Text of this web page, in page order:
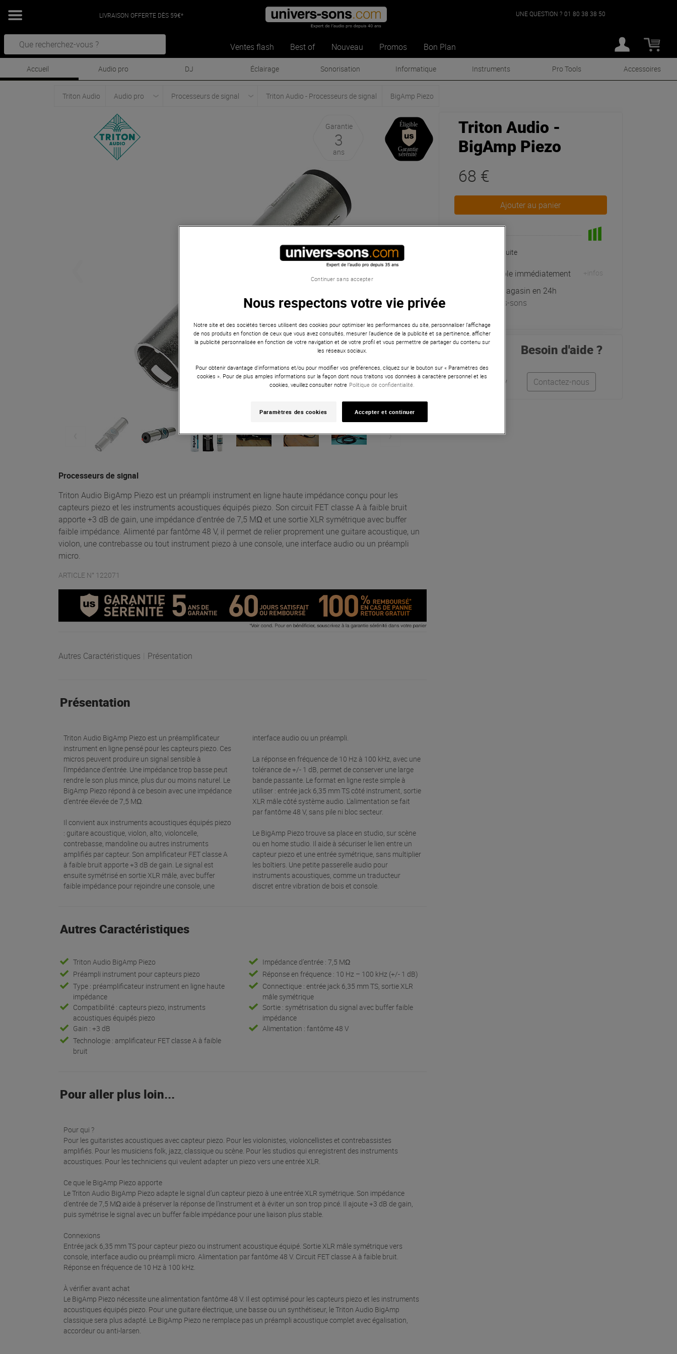
LIVRAISON OFFERTE DÈS 59€*
Ventes flash Best of Nouveau Promos Bon Plan
UNE QUESTION ? 01 80 38 38 50
Accueil Audio pro DJ Éclairage Sonorisation Informatique Instruments Pro Tools Accessoires
Triton Audio Audio pro Processeurs de signal Triton Audio - Processeurs de signal BigAmp Piezo
Garantie
3
ans
Processeurs de signal
Triton Audio BigAmp Piezo est un préampli instrument en ligne haute impédance conçu pour les
capteurs piezo et les instruments acoustiques équipés piezo. Son circuit FET classe A à faible bruit
apporte +3 dB de gain, une impédance d’entrée de 7,5 MΩ et une sortie XLR symétrique avec buffer
faible impédance. Alimenté par fantôme 48 V, il permet de relier proprement une guitare acoustique, un
violon, une contrebasse ou tout instrument piezo à une console, une interface audio ou un préampli
micro.
ARTICLE N° 122071
Autres Caractéristiques Présentation
Présentation
Triton Audio BigAmp Piezo est un préamplificateur
instrument en ligne pensé pour les capteurs piezo. Ces
micros peuvent produire un signal sensible à
l’impédance d’entrée. Une impédance trop basse peut
rendre le son plus mince, plus dur ou moins naturel. Le
BigAmp Piezo répond à ce besoin avec une impédance
d’entrée élevée de 7,5 MΩ.
Il convient aux instruments acoustiques équipés piezo
: guitare acoustique, violon, alto, violoncelle,
contrebasse, mandoline ou autres instruments
amplifiés par capteur. Son amplificateur FET classe A
à faible bruit apporte +3 dB de gain. Le signal est
ensuite symétrisé en sortie XLR mâle, avec buffer
faible impédance pour rejoindre une console, une
interface audio ou un préampli.
La réponse en fréquence de 10 Hz à 100 kHz, avec une
tolérance de +/- 1 dB, permet de conserver une large
bande passante. Le format en ligne reste simple à
utiliser : entrée jack 6,35 mm TS côté instrument, sortie
XLR mâle côté système audio. L’alimentation se fait
par fantôme 48 V, sans pile ni bloc secteur.
Le BigAmp Piezo trouve sa place en studio, sur scène
ou en home studio. Il aide à sécuriser le lien entre un
capteur piezo et une entrée symétrique, sans multiplier
les boîtiers. Une petite passerelle audio pour
instruments acoustiques, comme un traducteur
discret entre vibration de bois et console.
Autres Caractéristiques
Triton Audio BigAmp Piezo
Préampli instrument pour capteurs piezo
Type : préamplificateur instrument en ligne haute
impédance
Compatibilité : capteurs piezo, instruments
acoustiques équipés piezo
Gain : +3 dB
Technologie : amplificateur FET classe A à faible
bruit
Impédance d’entrée : 7,5 MΩ
Réponse en fréquence : 10 Hz – 100 kHz (+/- 1 dB)
Connectique : entrée jack 6,35 mm TS, sortie XLR
mâle symétrique
Sortie : symétrisation du signal avec buffer faible
impédance
Alimentation : fantôme 48 V
Pour aller plus loin...
Pour qui ?
Pour les guitaristes acoustiques avec capteur piezo. Pour les violonistes, violoncellistes et contrebassistes
amplifiés. Pour les musiciens folk, jazz, classique ou scène. Pour les studios qui enregistrent des instruments
acoustiques. Pour les techniciens qui veulent adapter un piezo vers une entrée XLR.
Ce que le BigAmp Piezo apporte
Le Triton Audio BigAmp Piezo adapte le signal d’un capteur piezo à une entrée XLR symétrique. Son impédance
d’entrée de 7,5 MΩ aide à préserver la réponse de l’instrument et à éviter un son trop pincé. Il ajoute +3 dB de gain,
puis symétrise le signal avec un buffer faible impédance pour une liaison plus stable.
Connexions
Entrée jack 6,35 mm TS pour capteur piezo ou instrument acoustique équipé. Sortie XLR mâle symétrique vers
console, interface audio ou préampli micro. Alimentation par fantôme 48 V. Circuit FET classe A à faible bruit.
Réponse en fréquence de 10 Hz à 100 kHz.
À vérifier avant achat
Le BigAmp Piezo nécessite une alimentation fantôme 48 V. Il est optimisé pour les capteurs piezo et les instruments
acoustiques équipés piezo. Pour une guitare électrique, une basse ou un synthétiseur, le Triton Audio BigAmp
classique sera plus adapté. Le BigAmp Piezo ne remplace pas un préampli acoustique complet avec égalisation,
accordeur ou anti-larsen.
Triton Audio -
BigAmp Piezo
68 €
Ajouter au panier
Livraison Gratuite
Expédiable immédiatement +infos
Retrait magasin en 24h
à Univers-sons
Léo Anthony
Besoin d'aide ?
Contactez-nous
Nous respectons votre vie privée
Notre site et des sociétés tierces utilisent des cookies pour optimiser les performances du site, personnaliser l’affichage
de nos produits en fonction de ceux que vous avez consultés, mesurer l'audience de la publicité et sa pertinence, afficher
la publicité personnalisée en fonction de votre navigation et de votre profil et vous permettre de partager du contenu sur
les réseaux sociaux.
Pour obtenir davantage d'informations et/ou pour modifier vos préférences, cliquez sur le bouton sur « Paramètres des
cookies ». Pour de plus amples informations sur la façon dont nous traitons vos données à caractère personnel et les
cookies, veuillez consulter notre Politique de confidentialité.
Paramètres des cookies Accepter et continuer
Continuer sans accepter